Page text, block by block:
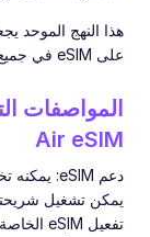
على eSIM في جميع الأسواق العالمية.
Air eSIM